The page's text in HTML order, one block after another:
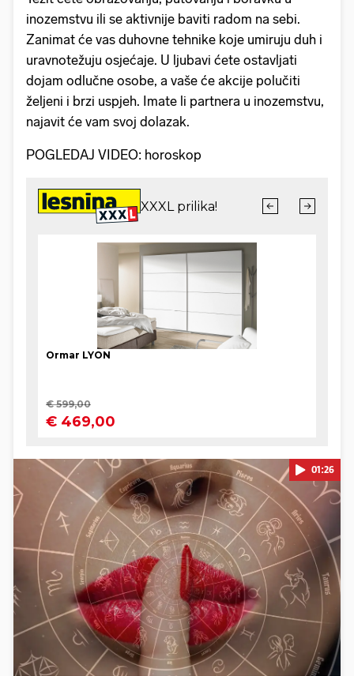
inozemstvu ili se aktivnije baviti radom na sebi.
Zanimat će vas duhovne tehnike koje umiruju duh i
uravnotežuju osjećaje. U ljubavi ćete ostavljati
dojam odlučne osobe, a vaše će akcije polučiti
željeni i brzi uspjeh. Imate li partnera u inozemstvu,
najavit će vam svoj dolazak.
POGLEDAJ VIDEO: horoskop
Pokretanje videa...
01:26